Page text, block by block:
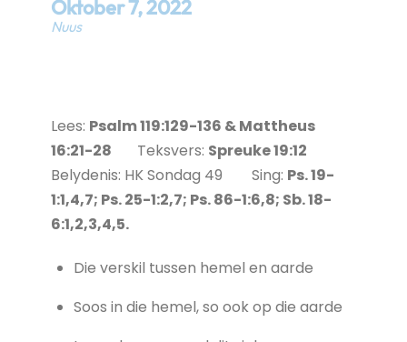
Oktober7,2022
Nuus
Lees: Psalm 119:129-136 & Mattheus
16:21-28 Teksvers: Spreuke 19:12
Belydenis: HK Sondag 49 Sing: Ps. 19-
1:1,4,7; Ps. 25-1:2,7; Ps. 86-1:6,8; Sb. 18-
6:1,2,3,4,5.
Die verskil tussen hemel en aarde
Soos in die hemel, so ook op die aarde